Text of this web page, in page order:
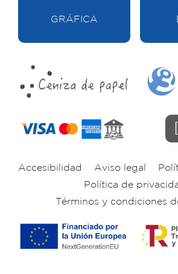
GRÁFICA
Accesibilidad Aviso legal
Política de
Términos y condiciones